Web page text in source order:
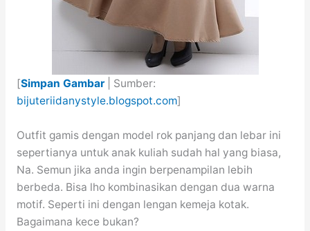
[Simpan Gambar| Sumber:
bijuteriidanystyle.blogspot.com]
Outfit gamis dengan model rok panjang dan lebar ini
sepertianya untuk anak kuliah sudah hal yang biasa,
Na. Semun jika anda ingin berpenampilan lebih
berbeda. Bisa lho kombinasikan dengan dua warna
motif. Seperti ini dengan lengan kemeja kotak.
Bagaimana kece bukan?